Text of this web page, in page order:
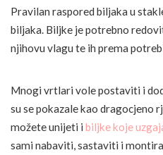
Pravilan raspored biljaka u
biljaka. Biljke je potrebno
njihovu vlagu te ih prema
Mnogi vrtlari vole postaviti i
su se pokazale kao dragocjeno
možete unijeti i biljke koje
sami nabaviti, sastaviti i